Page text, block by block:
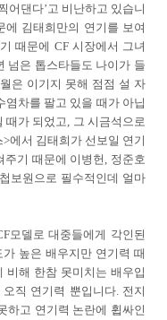
어댄다’고 비난하고 있습니
에 김태희만의 연기를 보여
때문에 CF 시장에서 그녀
넘은 톱스타들도 나이가 들
은 이기지 못해 점점 설 자
염차를 팔고 있을 때가 아닙
때가 되었고, 그 시금석으로
에서 김태희가 선보일 연기
기 때문에 이병헌, 정준호
보원으로 필수적인데 얼마
모델로 대중들에게 각인된
높은 배우지만 연기력 때
비해 한참 못미치는 배우입
직 연기력 뿐입니다. 전지
하고 연기력 논란에 휩싸인